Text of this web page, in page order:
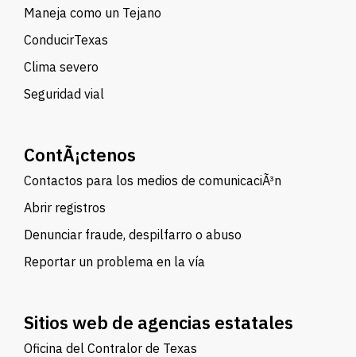
Maneja como un Tejano
ConducirTexas
Clima severo
Seguridad vial
ContÃ¡ctenos
Contactos para los medios de comunicaciÃ³n
Abrir registros
Denunciar fraude, despilfarro o abuso
Reportar un problema en la vía
Sitios web de agencias estatales
Oficina del Contralor de Texas